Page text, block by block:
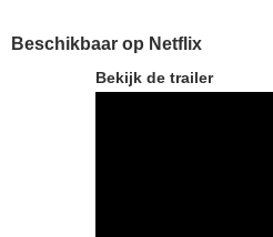
Beschikbaar op Netflix
Bekijk de trailer